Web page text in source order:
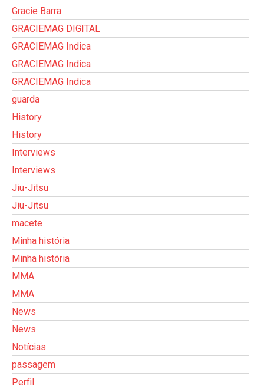
Gracie Barra
GRACIEMAG DIGITAL
GRACIEMAG Indica
GRACIEMAG Indica
GRACIEMAG Indica
guarda
History
History
Interviews
Interviews
Jiu-Jitsu
Jiu-Jitsu
macete
Minha história
Minha história
MMA
MMA
News
News
Notícias
passagem
Perfil